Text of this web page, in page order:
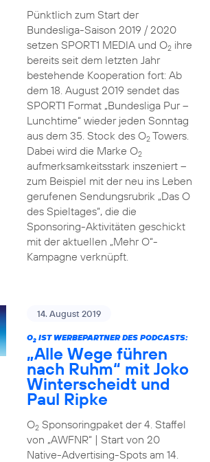
Pünktlich zum Start der
Bundesliga-Saison 2019 / 2020
setzen SPORT1 MEDIA und O2ihre
bereits seit dem letzten Jahr
bestehende Kooperation fort: Ab
dem 18. August 2019 sendet das
SPORT1 Format „Bundesliga Pur –
Lunchtime“ wieder jeden Sonntag
aus dem 35. Stock des O2Towers.
Dabei wird die Marke O2
aufmerksamkeitsstark inszeniert –
zum Beispiel mit der neu ins Leben
gerufenen Sendungsrubrik „Das O
des Spieltages“, die die
Sponsoring-Aktivitäten geschickt
mit der aktuellen „Mehr O“-
Kampagne verknüpft.
14. August 2019
O2IST WERBEPARTNER DES PODCASTS:
„Alle Wege führen
nach Ruhm“ mit Joko
Winterscheidt und
Paul Ripke
O2Sponsoringpaket der 4. Staffel
von „AWFNR“ | Start von 20
Native-Advertising-Spots am 14.